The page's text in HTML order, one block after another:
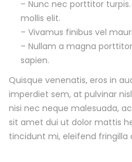
p
o
n
– Nunc nec porttitor
mollis elit.
– Vivamus finibus vel
– Nullam a magna
sapien.
Quisque venenatis, eros in
imperdiet sem, at pulvinar
nisi nec neque malesuada,
sit amet dui ut dolor mattis
tincidunt mi, eleifend